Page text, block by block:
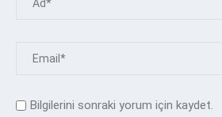
Bilgilerini sonraki yorum için kaydet.